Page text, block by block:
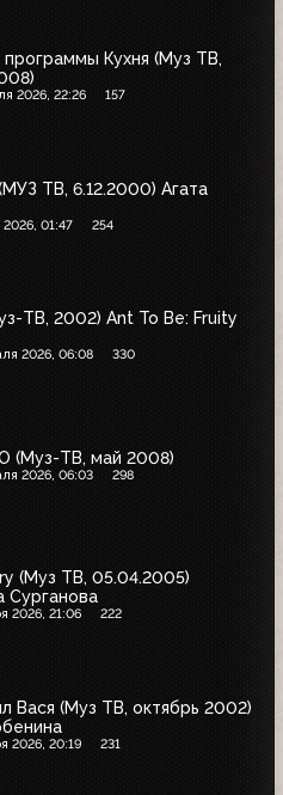
программы Кухня (Муз ТВ,
2026, 22:26 157
ТВ, 6.12.2000) Агата
01:47 254
ТВ, 2002) Ant To Be: Fruity
2026, 06:08 330
(Муз-ТВ, май 2008)
2026, 06:03 298
(Муз ТВ, 05.04.2005)
Сурганова
2026, 21:06 222
Вася (Муз ТВ, октябрь 2002)
2026, 20:19 231